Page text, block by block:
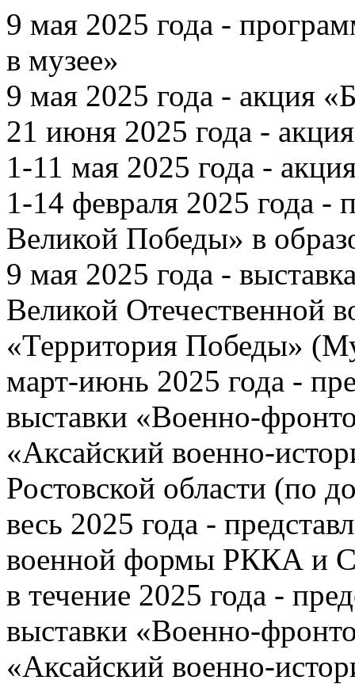
9 мая 2025 года -
в музее»
9 мая 2025 года - акция
21 июня 2025 года -
1-11 мая 2025 года -
1-14 февраля 2025 года -
Великой Победы» в
9 мая 2025 года -
Великой Отечественной
«Территория Победы»
март-июнь 2025 года -
выставки «Военно-
«Аксайский военно-
Ростовской области (по
весь 2025 года -
военной формы РККА и
в течение 2025 года -
выставки «Военно-
«Аксайский военно-